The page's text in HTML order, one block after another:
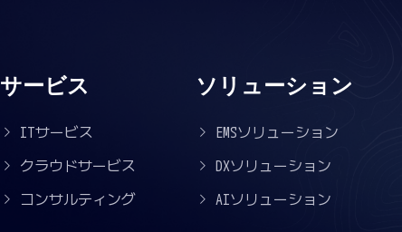
サービス
ITサービス
クラウドサービス
コンサルティング
ソリューション
EMSソリューション
DXソリューション
AIソリューション